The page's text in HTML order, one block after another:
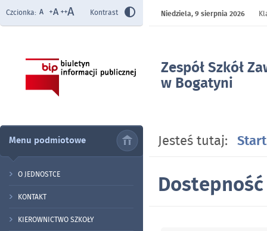
Zespół Szkół
w Bogatyni
Czcionka: Kontrast Niedziela,9 sierpnia 2026
Menu podmiotowe
O JEDNOSTCE
KONTAKT
KIEROWNICTWO SZKOŁY
Jesteś tutaj: Start
Dostepność